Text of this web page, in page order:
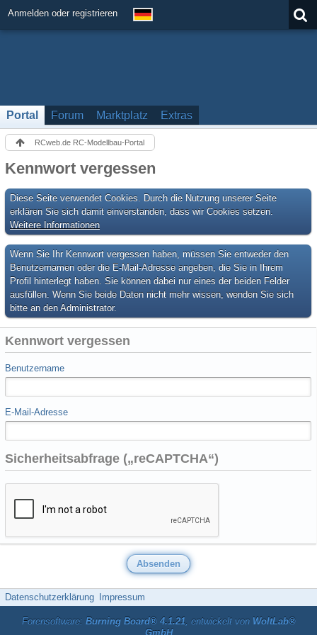
Anmelden oder registrieren
Portal Forum Marktplatz Extras
RCweb.de RC-Modellbau-Portal
Kennwort vergessen
Diese Seite verwendet Cookies. Durch die Nutzung unserer Seite
erklären Sie sich damit einverstanden, dass wir Cookies setzen.
Weitere Informationen
Wenn Sie Ihr Kennwort vergessen haben, müssen Sie entweder den
Benutzernamen oder die E-Mail-Adresse angeben, die Sie in Ihrem
Profil hinterlegt haben. Sie können dabei nur eines der beiden Felder
ausfüllen. Wenn Sie beide Daten nicht mehr wissen, wenden Sie sich
bitte an den Administrator.
Kennwort vergessen
Benutzername
E-Mail-Adresse
Sicherheitsabfrage („reCAPTCHA“)
Datenschutzerklärung Impressum
Forensoftware: Burning Board® 4.1.21, entwickelt von WoltLab®
GmbH